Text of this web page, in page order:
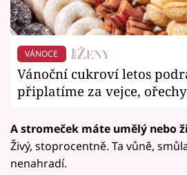
VÁNOCE
Vánoční cukroví letos
připlatíme za vejce,
A stromeček máte umělý nebo
Živý, stoprocentně. Ta vůně,
nenahradí.